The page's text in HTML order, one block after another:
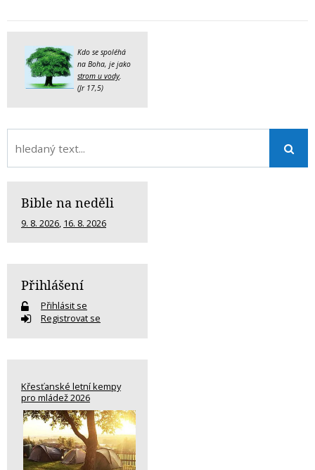
Kdo se spoléhá
na Boha, je jako
strom u vody.
(Jr 17,5)
Bible na neděli
9. 8. 2026, 16. 8. 2026
Přihlášení
Přihlásit se
Registrovat se
Křesťanské letní kempy
pro mládež 2026